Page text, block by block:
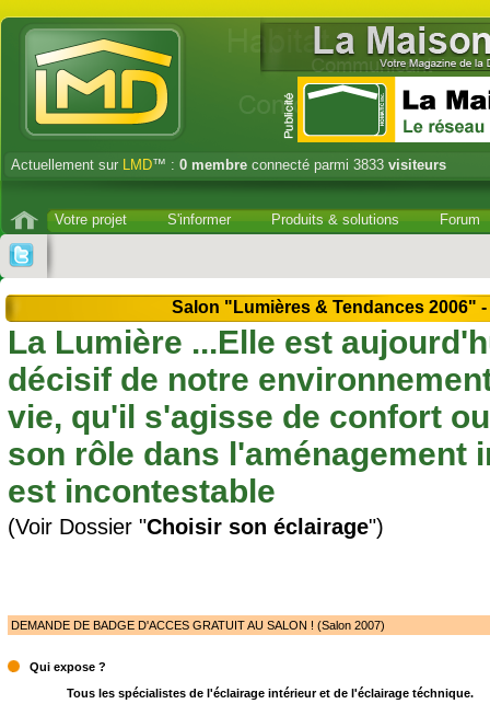
Actuellement sur LMD™ : 0 membre connecté parmi 3833 visiteurs
Votre projet S'informer Produits & solutions Forum
Salon "Lumières & Tendances 2006" -
La Lumière ...Elle est
décisif de notre
vie, qu'il s'agisse de confort
son rôle dans l'aménagement
est incontestable
(Voir Dossier "Choisir son éclairage")
DEMANDE DE BADGE D'ACCES GRATUIT AU SALON ! (Salon 2007)
Qui expose ?
Tous les spécialistes de l'éclairage intérieur et de l'éclairage téchnique.